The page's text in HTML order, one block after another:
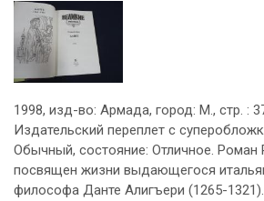
1998, изд-во: Армада, город: М., стр. :
Издательский переплет с
Обычный, состояние: Отличное. Роман
посвящен жизни выдающегося
философа Данте Алигъери (1265-